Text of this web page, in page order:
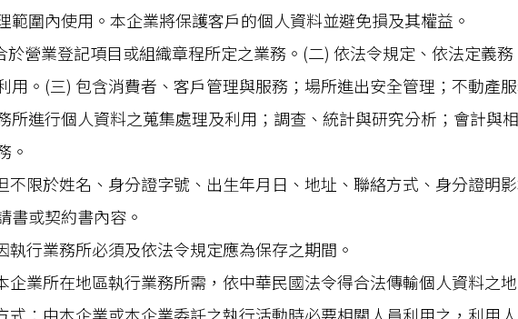
範圍內使用。本企業將保護客戶的個人資料並避免損及其權益。
營業登記項目或組織章程所定之業務。(二) 依法令規定、依法定義
用。(三) 包含消費者、客戶管理與服務；場所進出安全管理；不動產
所進行個人資料之蒐集處理及利用；調查、統計與研究分析；會計與
。
限於姓名、身分證字號、出生年月日、地址、聯絡方式、身分證明
書或契約書內容。
行業務所必須及依法令規定應為保存之期間。
業所在地區執行業務所需，依中華民國法令得合法傳輸個人資料之地